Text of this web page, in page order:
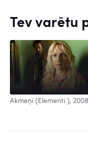
Tev varētu
Akmeņi (Elementi ), 2008